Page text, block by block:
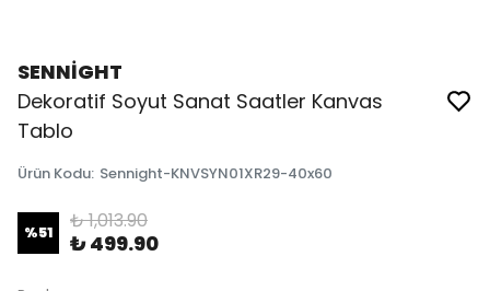
SENNİGHT
Dekoratif Soyut Sanat Saatler Kanvas
Tablo
Ürün Kodu: Sennight-KNVSYN01XR29-40x60
%51 ₺ 1,013.90
₺ 499.90